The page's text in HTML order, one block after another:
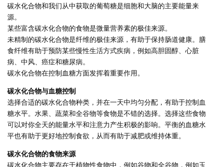
碳水化合物和我们从中获取的葡萄糖是细胞和大脑的主要能量来
源。
某些富含碳水化合物的食物是微量营养素的极佳来源。
未精制的碳水化合物是纤维的极佳来源，有助于保持肠道健康。膳
食纤维有助于预防某些慢性生活方式疾病，例如高胆固醇、心脏
病、中风、癌症和糖尿病。
碳水化合物在控制血糖方面发挥着重要作用。
碳水化合物与血糖控制
选择合适的碳水化合物种类，并在一天中均匀分配，有助于控制血
糖水平。水果、蔬菜和全谷物等食物是不错的选择。选择这些食物
可以对你全天的能量水平和注意力产生积极的影响。平衡的血糖水
平也有助于更好地控制食欲，从而有助于减肥或维持体重。
碳水化合物的食物来源
碳水化合物主要存在于植物性食物中，例如谷物和全谷物，例如玉